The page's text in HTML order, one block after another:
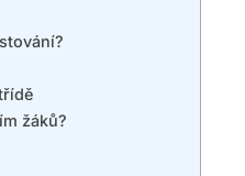
žáků?